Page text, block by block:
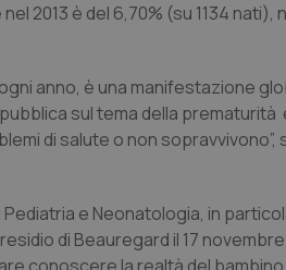
2013 è del 6,70% (su 1134 nati),
anno, è una manifestazione
sul tema della prematurità
di salute o non sopravvivono”,
Pediatria e Neonatologia, in
di Beauregard il 17 novembre